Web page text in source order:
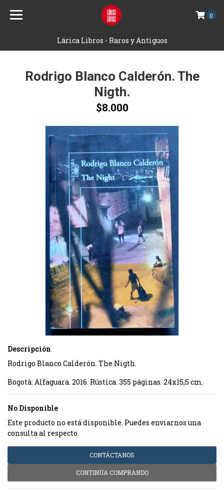
Lárica Libros - Raros y Antiguos
0
Rodrigo Blanco Calderón. The
Nigth.
$8.000
Descripción
Rodrigo Blanco Calderón. The Nigth.
Bogotá: Alfaguara. 2016. Rústica. 355 páginas. 24x15,5 cm.
No Disponible
Este producto no está disponible. Puedes enviarnos una
consulta al respecto.
CONTÁCTANOS
CONTINÚA COMPRANDO